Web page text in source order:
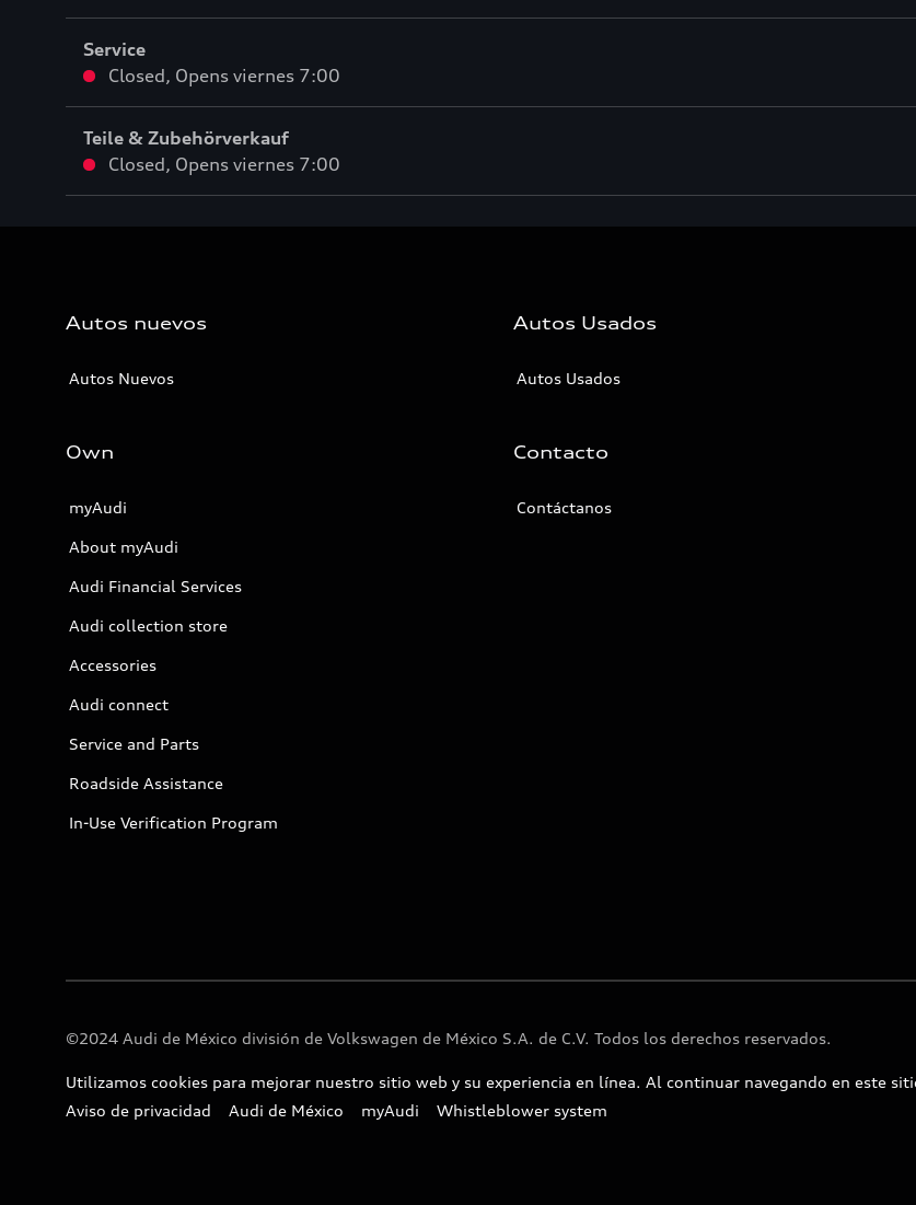
Service
Closed, Opens viernes 7:00
Teile & Zubehörverkauf
Closed, Opens viernes 7:00
Autos nuevos
Autos Nuevos
Autos Usados
Autos Usados
Own
myAudi
About myAudi
Audi Financial Services
Audi collection store
Accessories
Audi connect
Service and Parts
Roadside Assistance
In-Use Verification Program
Contacto
Contáctanos
©2024 Audi de México división de Volkswagen de México S.A. de C.V. Todos los derechos reservados.
Utilizamos cookies para mejorar nuestro sitio web y su experiencia en línea. Al continuar navegando en este
Aviso de privacidad
Audi de México myAudi Whistleblower system